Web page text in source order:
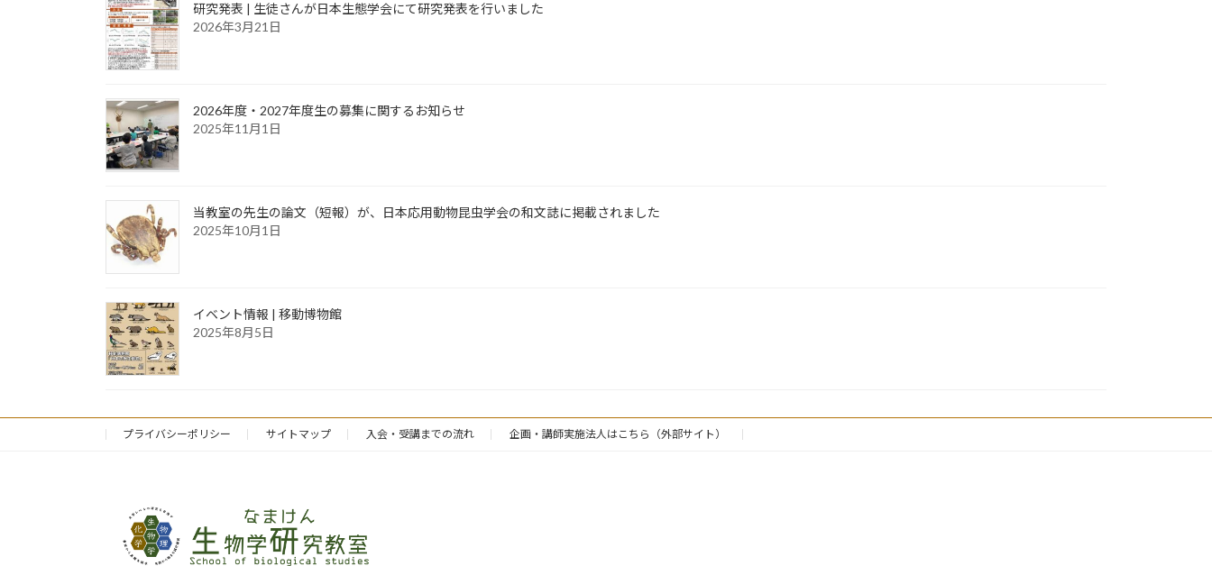
研究発表 | 生徒さんが日本生態学会にて研究発表を行いました
2026年3月21日
2026年度・2027年度生の募集に関するお知らせ
2025年11月1日
当教室の先生の論文（短報）が、日本応用動物昆虫学会の和文誌に掲載されました
2025年10月1日
イベント情報 | 移動博物館
2025年8月5日
プライバシーポリシー サイトマップ 入会・受講までの流れ 企画・講師実施法人はこちら（外部サイト）